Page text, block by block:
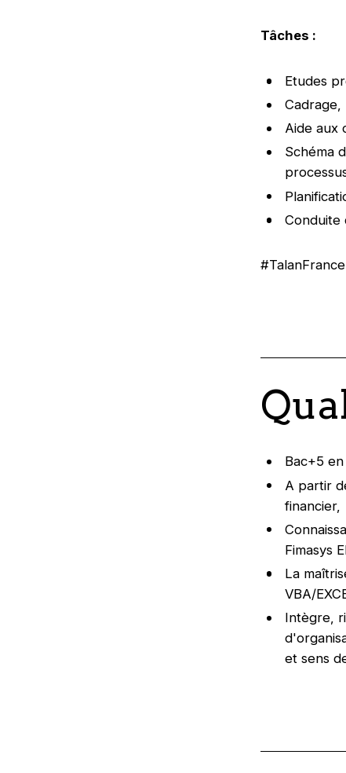
Tâches :
Etudes
Cadrage,
Aide aux
Schéma
Conduite
Bac+5
A partir
financier,
Fimasys
La
VBA/
Intègre,
et sens